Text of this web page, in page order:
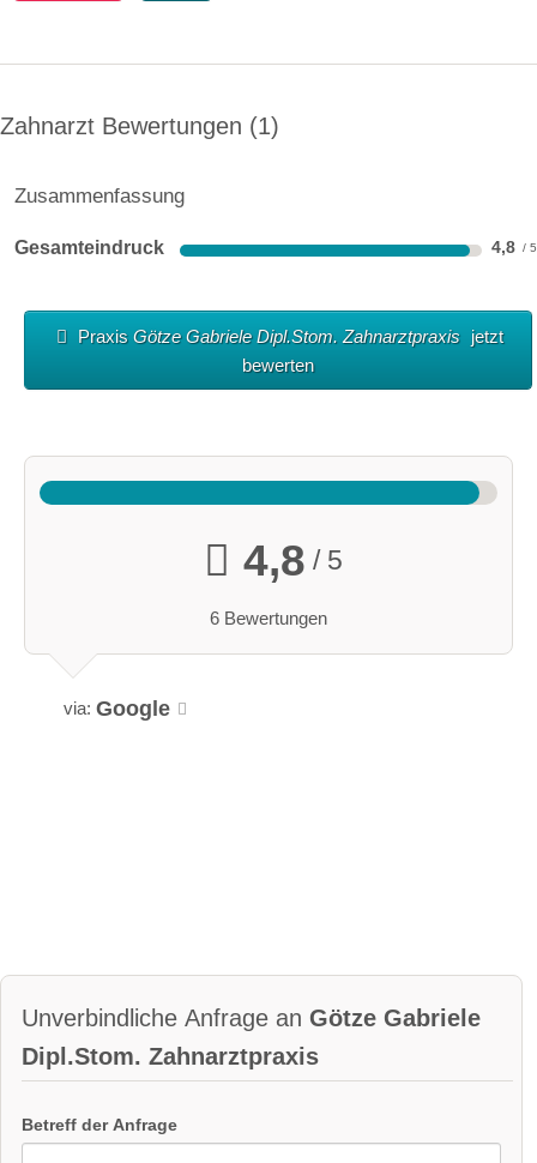
Zahnarzt Bewertungen 1
Zusammenfassung
Gesamteindruck 4,8
Praxis Götze Gabriele Dipl.Stom. Zahnarztpraxis
jetzt
bewerten
4,8 / 5
6 Bewertungen
via: Google
Unverbindliche Anfrage an Götze Gabriele
Dipl.Stom. Zahnarztpraxis
Betreff der Anfrage